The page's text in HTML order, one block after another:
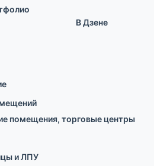
В Дзене
помещения, торговые центры
и ЛПУ